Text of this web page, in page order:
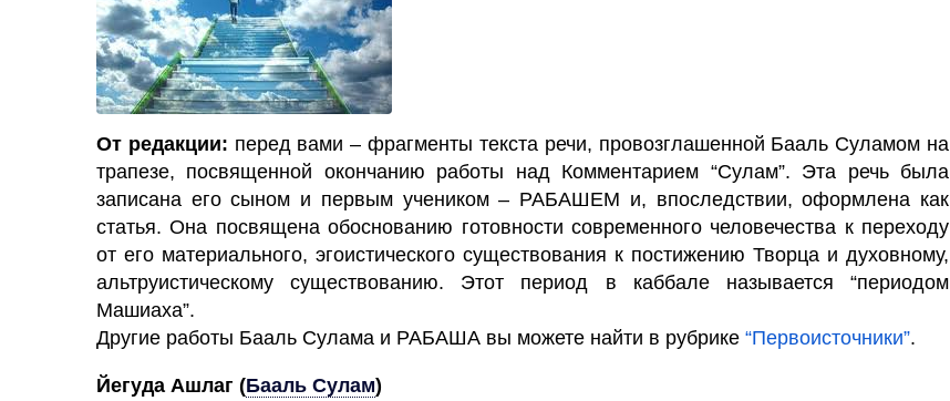
От редакции: перед вами – фрагменты текста речи, провозглашенной Бааль Суламом на
трапезе, посвященной окончанию работы над Комментарием “Сулам”. Эта речь была
записана его сыном и первым учеником – РАБАШЕМ и, впоследствии, оформлена как
статья. Она посвящена обоснованию готовности современного человечества к переходу
от его материального, эгоистического существования к постижению Творца и духовному,
альтруистическому существованию. Этот период в каббале называется “периодом
Машиаха”.
Другие работы Бааль Сулама и РАБАША вы можете найти в рубрике “Первоисточники”.
Йегуда Ашлаг (Бааль Сулам)